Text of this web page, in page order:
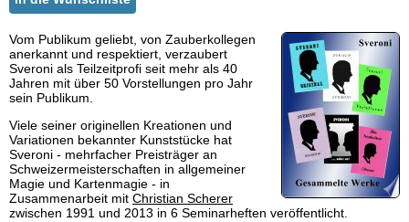
Vom Publikum geliebt, von Zauberkollegen
anerkannt und respektiert, verzaubert
Sveroni als Teilzeitprofi seit mehr als 40
Jahren mit über 50 Vorstellungen pro Jahr
sein Publikum.
Viele seiner originellen Kreationen und
Variationen bekannter Kunststücke hat
Sveroni - mehrfacher Preisträger an
Schweizermeisterschaften in allgemeiner
Magie und Kartenmagie - in
Zusammenarbeit mit Christian Scherer
zwischen 1991 und 2013 in 6 Seminarheften veröffentlicht.